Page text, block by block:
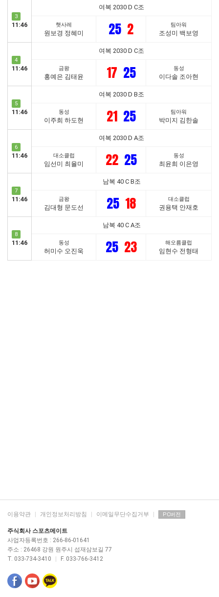
3
11:46
여복 2030 D C조
햇사레
원보경 정혜미 25 2 팀아워
조성미 백보영
4
11:46
여복 2030 D C조
금왕
홍예은 김태윤 17 25 동성
이다솔 조아현
5
11:46
여복 2030 D B조
동성
이주희 하도현 21 25 팀아워
박미지 김한솔
6
11:46
여복 2030 D A조
대소클럽
임선미 최율미 22 25 동성
최윤희 이은영
7
11:46
남복 40 C B조
금왕
김대형 문도선 25 18 대소클럽
권용택 안재호
8
11:46
남복 40 C A조
동성
허미수 오진욱 25 23 해오름클럽
임현수 전형태
이용약관 개인정보처리방침 이메일무단수집거부 PC버전
주식회사 스포츠메이트
사업자등록번호 : 266-86-01641
주소 : 26468 강원 원주시 섭재삼보길 77
T. 033-734-3410
F. 033-766-3412